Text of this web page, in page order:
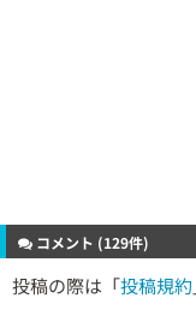
コメント (129件)
投稿の際は「投稿規約